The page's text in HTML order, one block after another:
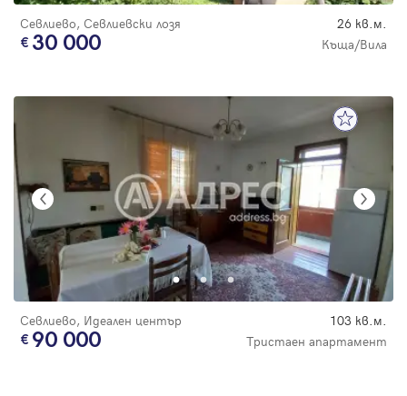
Севлиево, Севлиевски лозя 26 кв.м.
30 000 Къща/Вила
Севлиево, Идеален център 103 кв.м.
90 000 Тристаен апартамент